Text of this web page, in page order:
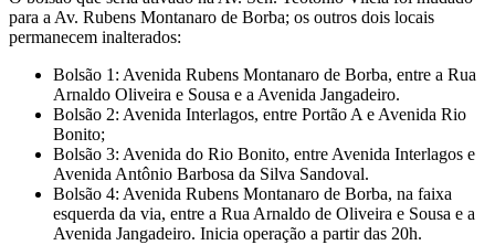
para a Av. Rubens Montanaro de Borba; os outros dois locais
permanecem inalterados:
Bolsão 1: Avenida Rubens Montanaro de Borba, entre a Rua
Arnaldo Oliveira e Sousa e a Avenida Jangadeiro.
Bolsão 2: Avenida Interlagos, entre Portão A e Avenida Rio
Bonito;
Bolsão 3: Avenida do Rio Bonito, entre Avenida Interlagos e
Avenida Antônio Barbosa da Silva Sandoval.
Bolsão 4: Avenida Rubens Montanaro de Borba, na faixa
esquerda da via, entre a Rua Arnaldo de Oliveira e Sousa e a
Avenida Jangadeiro. Inicia operação a partir das 20h.